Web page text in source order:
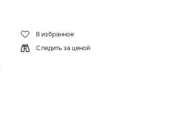
В избранное
Следить за ценой